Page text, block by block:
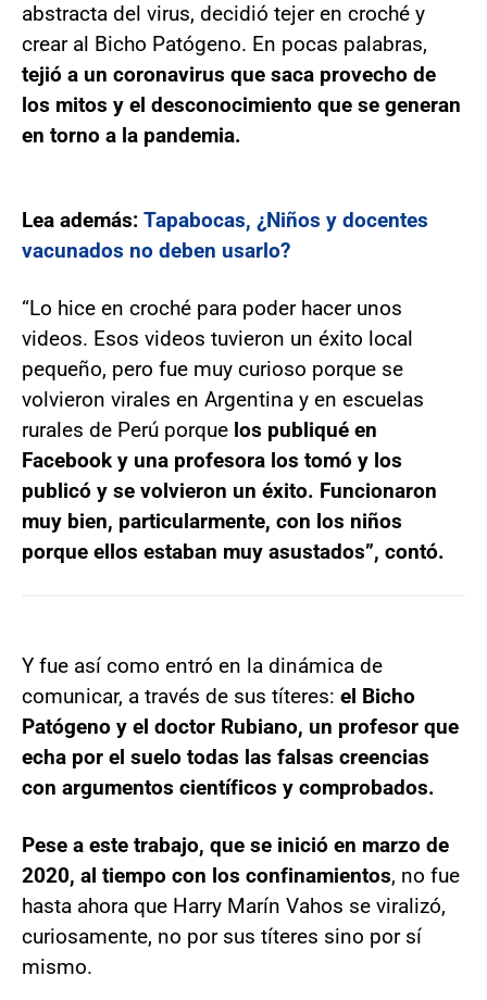
abstracta del virus, decidió tejer en croché y
crear al Bicho Patógeno. En pocas palabras,
tejió a un coronavirus que saca provecho de
los mitos y el desconocimiento que se generan
en torno a la pandemia.
Lea además: Tapabocas, ¿Niños y docentes
vacunados no deben usarlo?
“Lo hice en croché para poder hacer unos
videos. Esos videos tuvieron un éxito local
pequeño, pero fue muy curioso porque se
volvieron virales en Argentina y en escuelas
rurales de Perú porque los publiqué en
Facebook y una profesora los tomó y los
publicó y se volvieron un éxito. Funcionaron
muy bien, particularmente, con los niños
porque ellos estaban muy asustados”, contó.
Y fue así como entró en la dinámica de
comunicar, a través de sus títeres: el Bicho
Patógeno y el doctor Rubiano, un profesor que
echa por el suelo todas las falsas creencias
con argumentos científicos y comprobados.
Pese a este trabajo, que se inició en marzo de
2020, al tiempo con los confinamientos, no fue
hasta ahora que Harry Marín Vahos se viralizó,
curiosamente, no por sus títeres sino por sí
mismo.